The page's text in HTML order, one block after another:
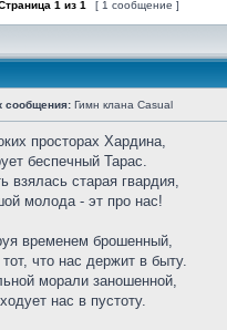
1 из 1 [ 1 сообщение ]
сообщения: Гимн клана Casual
просторах Хардина,
беспечный Тарас.
взялась старая гвардия,
молода - эт про нас!
временем брошенный,
что нас держит в быту.
морали заношенной,
нас в пустоту.